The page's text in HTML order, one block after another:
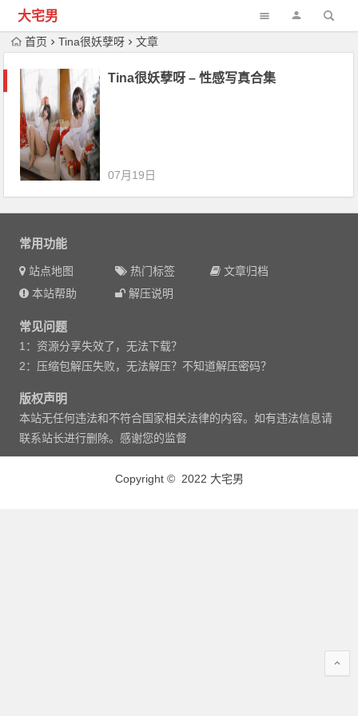
大宅男
首页 Tina很妖孽呀 文章
Tina很妖孽呀 – 性感写真合集
07月19日
常用功能
站点地图 热门标签
文章归档
本站帮助
解压说明
常见问题
1：资源分享失效了，无法下载？
2：压缩包解压失败，无法解压？不知道解压密码？
版权声明
本站无任何违法和不符合国家相关法律的内容。如有违法信息请
联系站长进行删除。感谢您的监督
Copyright © 2022 大宅男